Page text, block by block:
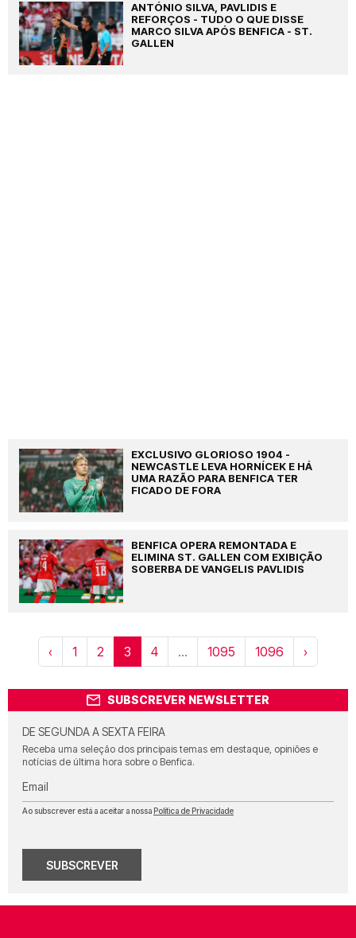
ANTÓNIO SILVA, PAVLIDIS E
REFORÇOS - TUDO O QUE DISSE
MARCO SILVA APÓS BENFICA - ST.
GALLEN
EXCLUSIVO GLORIOSO 1904 -
NEWCASTLE LEVA HORNÍCEK E HÁ
UMA RAZÃO PARA BENFICA TER
FICADO DE FORA
BENFICA OPERA REMONTADA E
ELIMINA ST. GALLEN COM EXIBIÇÃO
SOBERBA DE VANGELIS PAVLIDIS
‹ 1 2 3 4 ... 1095 1096 ›
SUBSCREVER NEWSLETTER
DE SEGUNDA A SEXTA FEIRA
Receba uma seleção dos principais temas em destaque, opiniões e
notícias de última hora sobre o Benfica.
Email
Ao subscrever está a aceitar a nossa Política de Privacidade
SUBSCREVER